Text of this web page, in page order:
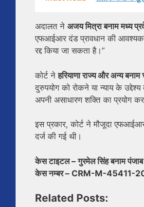
अदालत ने अजय मित्रा बनाम मध्य
एफआईआर दंड प्रावधान की
रद्द किया जा सकता है।”
कोर्ट नेहरियाणा राज्य और अन्य
दुरुपयोग को रोकने या न्याय के
अपनी असाधारण शक्ति का प्रयोग
इस प्रकार, कोर्ट ने मौजूदा एफआईआर
दर्ज की गई थी।
केस टाइटल – गुरमेल सिंह बनाम
केस नम्बर – CRM-M-45411-
Related Posts: